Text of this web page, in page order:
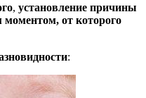
, установление причины
от которого
: